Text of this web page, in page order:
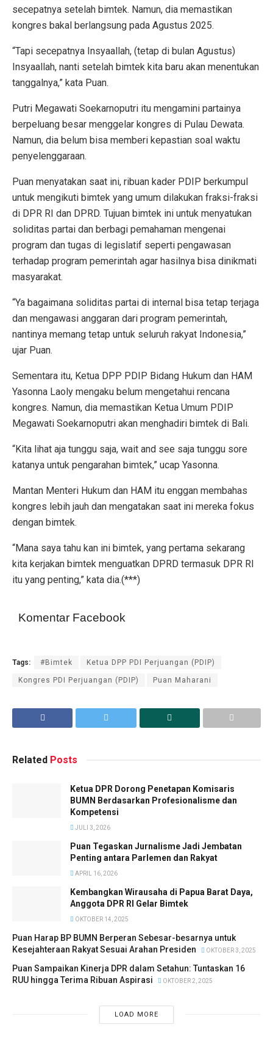
secepatnya setelah bimtek. Namun, dia memastikan
kongres bakal berlangsung pada Agustus 2025.
“Tapi secepatnya Insyaallah, (tetap di bulan Agustus)
Insyaallah, nanti setelah bimtek kita baru akan menentukan
tanggalnya,” kata Puan.
Putri Megawati Soekarnoputri itu mengamini partainya
berpeluang besar menggelar kongres di Pulau Dewata.
Namun, dia belum bisa memberi kepastian soal waktu
penyelenggaraan.
Puan menyatakan saat ini, ribuan kader PDIP berkumpul
untuk mengikuti bimtek yang umum dilakukan fraksi-fraksi
di DPR RI dan DPRD. Tujuan bimtek ini untuk menyatukan
soliditas partai dan berbagi pemahaman mengenai
program dan tugas di legislatif seperti pengawasan
terhadap program pemerintah agar hasilnya bisa dinikmati
masyarakat.
“Ya bagaimana soliditas partai di internal bisa tetap terjaga
dan mengawasi anggaran dari program pemerintah,
nantinya memang tetap untuk seluruh rakyat Indonesia,”
ujar Puan.
Sementara itu, Ketua DPP PDIP Bidang Hukum dan HAM
Yasonna Laoly mengaku belum mengetahui rencana
kongres. Namun, dia memastikan Ketua Umum PDIP
Megawati Soekarnoputri akan menghadiri bimtek di Bali.
“Kita lihat aja tunggu saja, wait and see saja tunggu sore
katanya untuk pengarahan bimtek,” ucap Yasonna.
Mantan Menteri Hukum dan HAM itu enggan membahas
kongres lebih jauh dan mengatakan saat ini mereka fokus
dengan bimtek.
“Mana saya tahu kan ini bimtek, yang pertama sekarang
kita kerjakan bimtek menguatkan DPRD termasuk DPR RI
itu yang penting,” kata dia.(***)
Komentar Facebook
Tags: #Bimtek Ketua DPP PDI Perjuangan (PDIP)
Kongres PDI Perjuangan (PDIP) Puan Maharani
Related Posts
Ketua DPR Dorong Penetapan Komisaris
BUMN Berdasarkan Profesionalisme dan
Kompetensi
JULI 3, 2026
Puan Tegaskan Jurnalisme Jadi Jembatan
Penting antara Parlemen dan Rakyat
APRIL 16, 2026
Kembangkan Wirausaha di Papua Barat Daya,
Anggota DPR RI Gelar Bimtek
OKTOBER 14, 2025
Puan Harap BP BUMN Berperan Sebesar-besarnya untuk
Kesejahteraan Rakyat Sesuai Arahan Presiden
OKTOBER 3, 2025
Puan Sampaikan Kinerja DPR dalam Setahun: Tuntaskan 16
RUU hingga Terima Ribuan Aspirasi
OKTOBER 2, 2025
LOAD MORE